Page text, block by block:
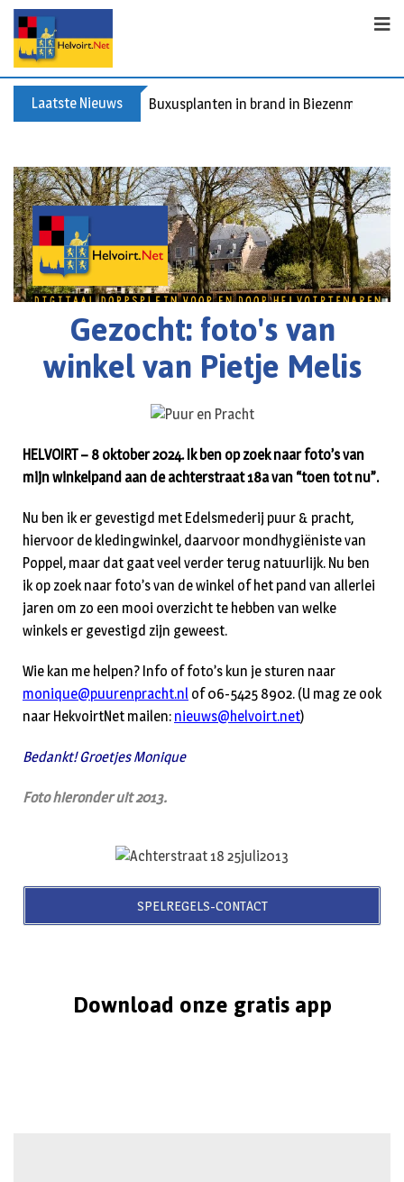
Laatste Nieuws Buxusplanten in brand in Biezenmortel,
Gezocht: foto's van
winkel van Pietje Melis
HELVOIRT – 8 oktober 2024. Ik ben op zoek naar foto’s van
mijn winkelpand aan de achterstraat 18a van “toen tot nu”.
Nu ben ik er gevestigd met Edelsmederij puur & pracht,
hiervoor de kledingwinkel, daarvoor mondhygiëniste van
Poppel, maar dat gaat veel verder terug natuurlijk. Nu ben
ik op zoek naar foto’s van de winkel of het pand van allerlei
jaren om zo een mooi overzicht te hebben van welke
winkels er gevestigd zijn geweest.
Wie kan me helpen? Info of foto’s kun je sturen naar
monique@puurenpracht.nl of 06-5425 8902. (U mag ze ook
naar HekvoirtNet mailen: nieuws@helvoirt.net)
Bedankt! Groetjes Monique
Foto hieronder uit 2013.
SPELREGELS-CONTACT
Download onze gratis app